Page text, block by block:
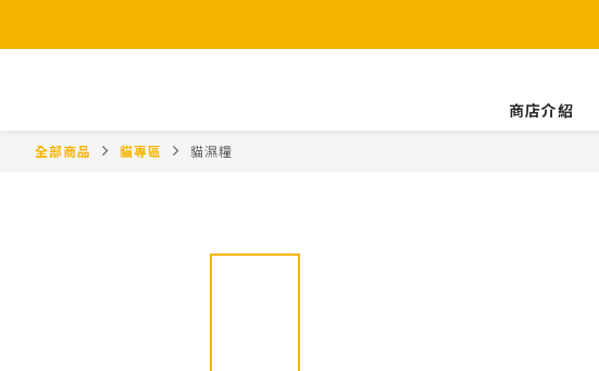
商店介紹
全部商品 貓專區 貓濕糧